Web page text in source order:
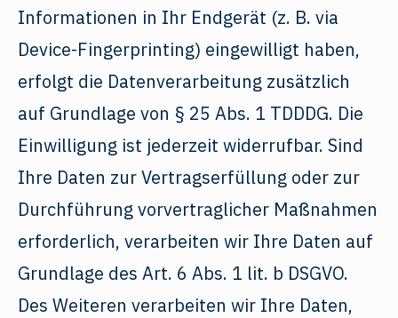
Informationen in Ihr Endgerät (z. B. via
Device-Fingerprinting) eingewilligt haben,
erfolgt die Datenverarbeitung zusätzlich
auf Grundlage von § 25 Abs. 1 TDDDG. Die
Einwilligung ist jederzeit widerrufbar. Sind
Ihre Daten zur Vertragserfüllung oder zur
Durchführung vorvertraglicher Maßnahmen
erforderlich, verarbeiten wir Ihre Daten auf
Grundlage des Art. 6 Abs. 1 lit. b DSGVO.
Des Weiteren verarbeiten wir Ihre Daten,